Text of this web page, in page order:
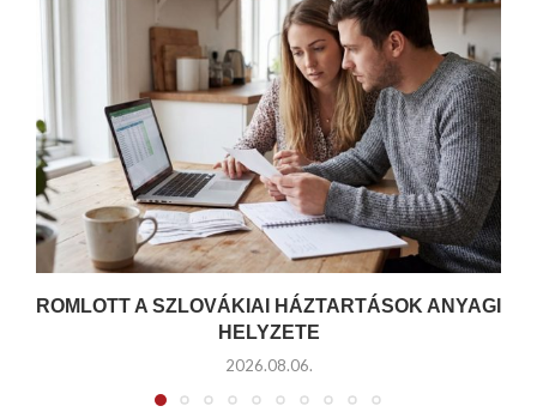
ROMLOTT A SZLOVÁKIAI HÁZTARTÁSOK ANYAGI
HELYZETE
2026.08.06.